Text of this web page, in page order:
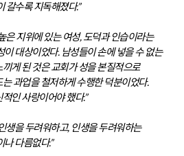
갈수록 지독해졌다.”
은 지위에 있는 여성, 도덕과 인습이라는
대상이었다. 남성들이 손에 넣을 수 없는
게 된 것은 교회가 성을 본질적으로
과업을 철저하게 수행한 덕분이었다.
인 사랑이어야 했다.”
생을 두려워하고, 인생을 두려워하는
다름없다.”